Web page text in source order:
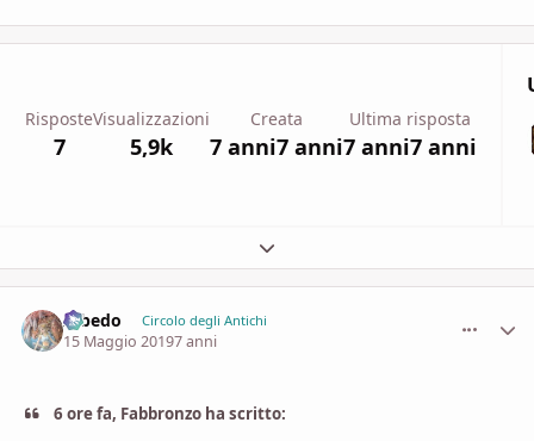
Risposte
7
Visualizzazioni
5,9k
Creata
7 anni7 anni
Ultima risposta
7 anni7 anni
Espandi panoramica del topic
Albedo Circolo degli Antichi
15 Maggio 20197 anni
6 ore fa, Fabbronzo ha scritto: